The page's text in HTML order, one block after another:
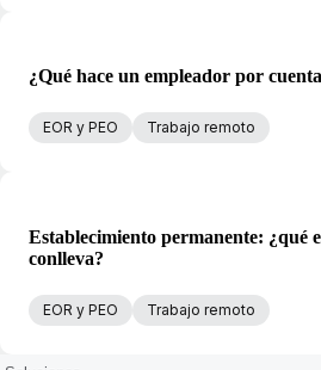
¿Qué hace un empleador por
EOR y PEO Trabajo remoto
Establecimiento permanente: ¿qué
conlleva?
EOR y PEO Trabajo remoto